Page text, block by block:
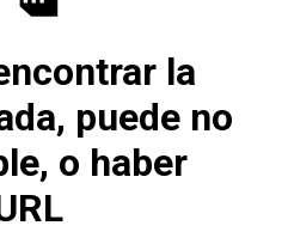
la
puede no
o haber